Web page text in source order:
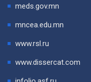
meds.gov.mn
mncea.edu.mn
www.rsl.ru
www.dissercat.com